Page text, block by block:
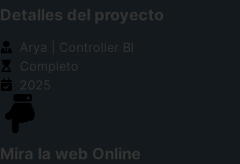
Detalles del proyecto
Arya | Controller BI
Completo
2025
Mira la web Online